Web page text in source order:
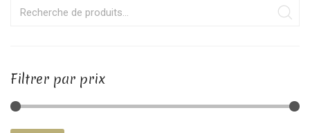
Filtrer par prix